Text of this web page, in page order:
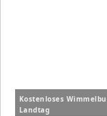
Kostenloses
Landtag